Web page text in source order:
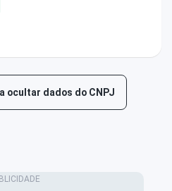
ocultar dados do CNPJ